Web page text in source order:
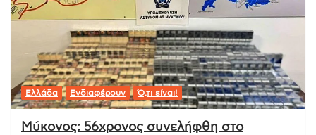
Ελλάδα Ενδιαφέρουν Ό,τι είναι!
Μύκονος: 56χρονος συνελήφθη στο